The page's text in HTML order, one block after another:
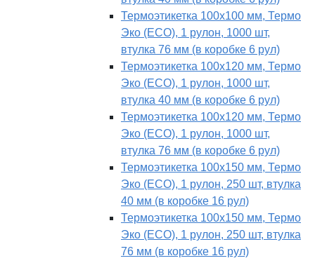
Термоэтикетка 100х100 мм, Термо
Эко (ECO), 1 рулон, 1000 шт,
втулка 76 мм (в коробке 6 рул)
Термоэтикетка 100х120 мм, Термо
Эко (ECO), 1 рулон, 1000 шт,
втулка 40 мм (в коробке 6 рул)
Термоэтикетка 100х120 мм, Термо
Эко (ECO), 1 рулон, 1000 шт,
втулка 76 мм (в коробке 6 рул)
Термоэтикетка 100х150 мм, Термо
Эко (ECO), 1 рулон, 250 шт, втулка
40 мм (в коробке 16 рул)
Термоэтикетка 100х150 мм, Термо
Эко (ECO), 1 рулон, 250 шт, втулка
76 мм (в коробке 16 рул)